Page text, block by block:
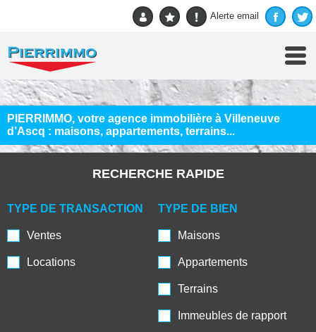
Alerte email
PIERRIMMO, votre agence immobilière à Villeneuve
d’Ascq : maisons, appartements, terrains...
RECHERCHE RAPIDE
TYPE DE TRANSACTION
Ventes
Locations
TYPE DE BIEN
Maisons
Appartements
Terrains
Immeubles de rapport